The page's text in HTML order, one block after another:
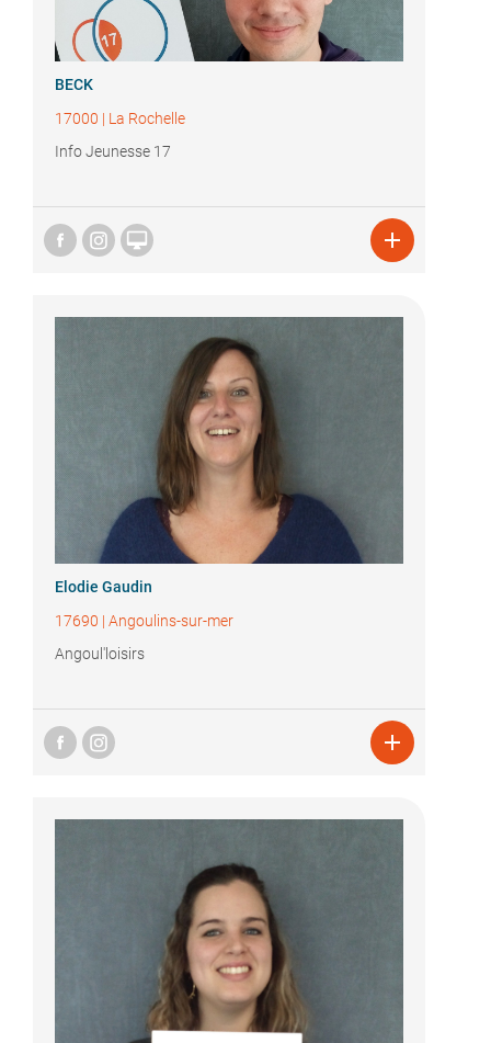
BECK
17000 | La Rochelle
Info Jeunesse 17
 
Elodie Gaudin
17690 | Angoulins-sur-mer
Angoul'loisirs
